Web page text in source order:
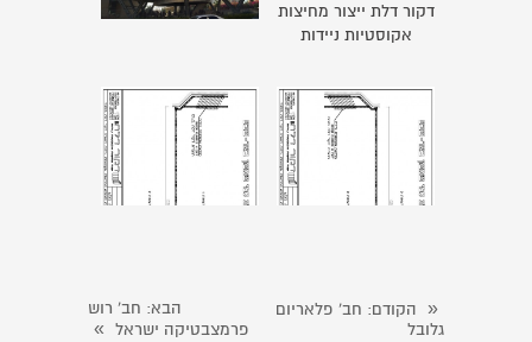
דקור דלת ייצור מחיצות
אקוסטיות ניידות
« הקודם: חב' פלאריום
גלובל
הבא: חב' רוש
פרמצבטיקה ישראל »